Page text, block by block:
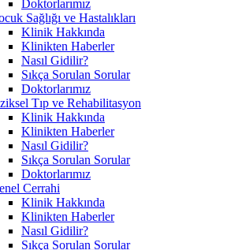
Doktorlarımız
Sağlığı ve Hastalıkları
Klinik Hakkında
Klinikten Haberler
Nasıl Gidilir?
Sıkça Sorulan Sorular
Doktorlarımız
Tıp ve Rehabilitasyon
Klinik Hakkında
Klinikten Haberler
Nasıl Gidilir?
Sıkça Sorulan Sorular
Doktorlarımız
Cerrahi
Klinik Hakkında
Klinikten Haberler
Nasıl Gidilir?
Sıkça Sorulan Sorular